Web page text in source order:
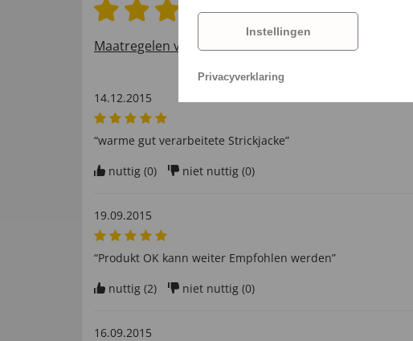
5.0 van 5 sterren
Maatregelen voor het verifiëren van beoordelingen >>
14.12.2015
“warme gut verarbeitete Strickjacke”
nuttig (0) niet nuttig (0)
19.09.2015
“Produkt OK kann weiter Empfohlen werden”
nuttig (2) niet nuttig (0)
16.09.2015
Instellingen
Privacyverklaring